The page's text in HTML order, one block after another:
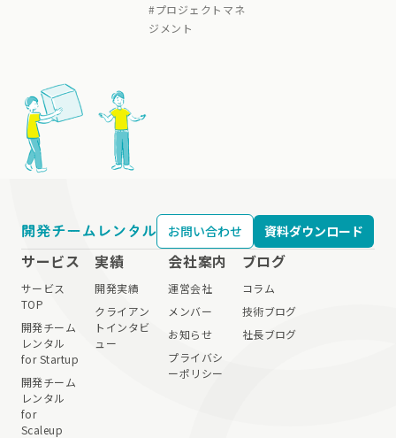
#プロジェクトマネ
ジメント
お問い合わせ 資料ダウンロード
サービス
サービス
TOP
開発チーム
レンタル
for Startup
開発チーム
レンタル
for
Scaleup
実績
開発実績
クライアン
トインタビ
ュー
会社案内
運営会社
メンバー
お知らせ
プライバシ
ーポリシー
ブログ
コラム
技術ブログ
社長ブログ